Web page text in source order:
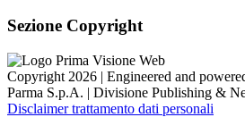
Sezione Copyright
Copyright 2026 | Engineered and
Parma S.p.A. | Divisione Publishing &
Disclaimer trattamento dati personali